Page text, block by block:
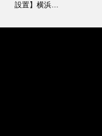
設置】横浜…